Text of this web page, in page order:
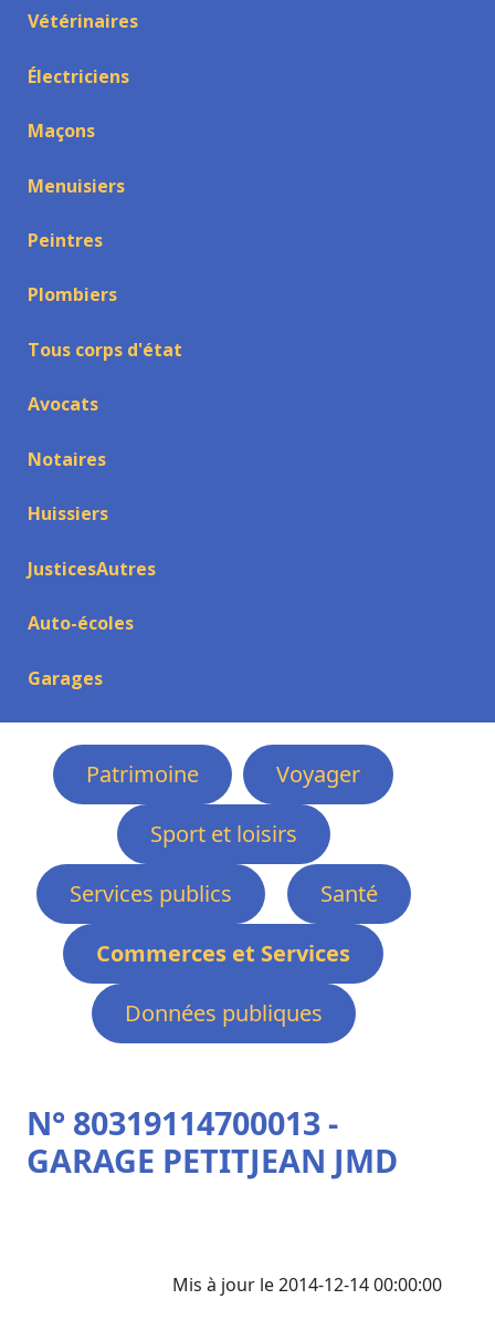
Vétérinaires
Électriciens
Maçons
Menuisiers
Peintres
Plombiers
Tous corps d'état
Avocats
Notaires
Huissiers
JusticesAutres
Auto-écoles
Garages
Patrimoine
Voyager
Sport et loisirs
Services publics
Santé
Commerces et Services
Données publiques
N° 80319114700013 -
GARAGE PETITJEAN JMD
Mis à jour le 2014-12-14 00:00:00